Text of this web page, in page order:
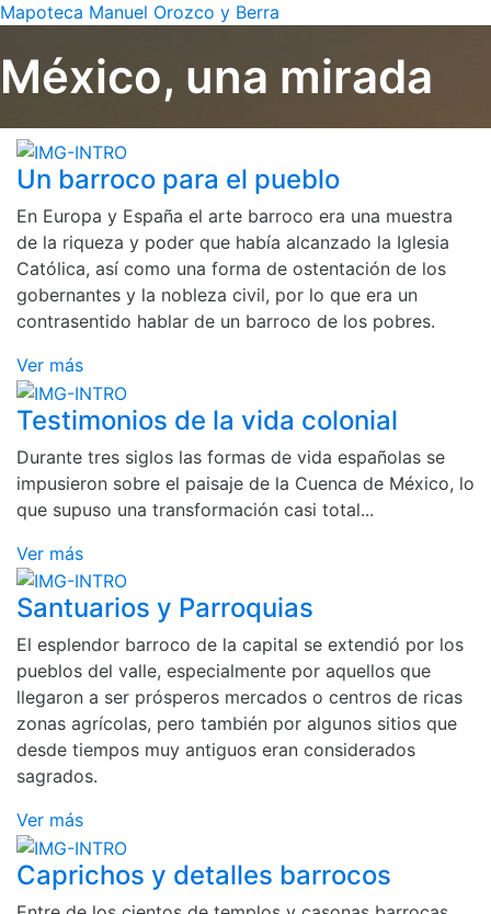
Mapoteca Manuel Orozco y Berra
México, una mirada
Un barroco para el pueblo
En Europa y España el arte barroco era una muestra
de la riqueza y poder que había alcanzado la Iglesia
Católica, así como una forma de ostentación de los
gobernantes y la nobleza civil, por lo que era un
contrasentido hablar de un barroco de los pobres.
Ver más
Testimonios de la vida colonial
Durante tres siglos las formas de vida españolas se
impusieron sobre el paisaje de la Cuenca de México, lo
que supuso una transformación casi total...
Ver más
Santuarios y Parroquias
El esplendor barroco de la capital se extendió por los
pueblos del valle, especialmente por aquellos que
llegaron a ser prósperos mercados o centros de ricas
zonas agrícolas, pero también por algunos sitios que
desde tiempos muy antiguos eran considerados
sagrados.
Ver más
Caprichos y detalles barrocos